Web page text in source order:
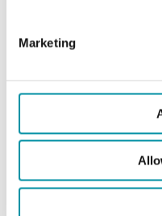
Marketing
Sonda a contatto,
Lunghezza del cavo